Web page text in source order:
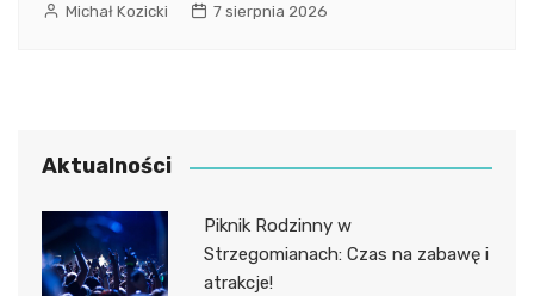
Michał Kozicki 7 sierpnia 2026
Aktualności
Piknik Rodzinny w
Strzegomianach: Czas na zabawę i
atrakcje!